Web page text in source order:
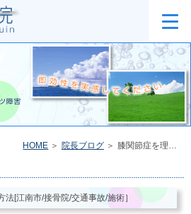
HOME 院長ブログ 膝関節症を理解し改善する方法[江南市/接骨院/交通事故/施術］
[江南市/接骨院/交通事故/施術］